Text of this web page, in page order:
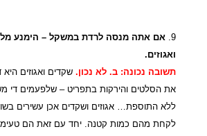
9. אם אתה מנסה לרדת במשקל – הימנע
ואגוזים.
תשובה נכונה: ב. לא נכון.שקדים ואגוזים היא
את הסלטים והירקות בתפריט – שלפעמים די
ללא התוספת… אגוזים ושקדים אכן עשירים
לקחת מהם כמות קטנה. יחד עם זאת הם